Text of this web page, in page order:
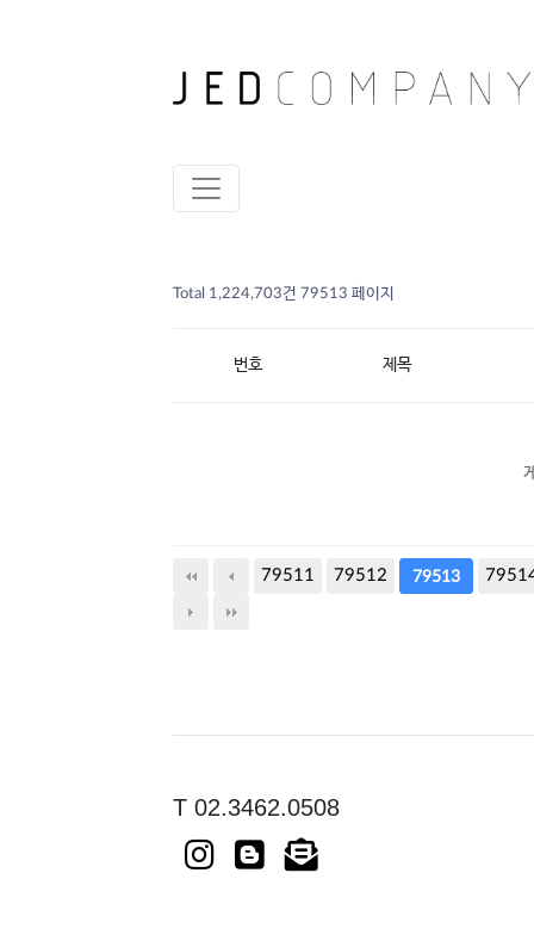
Total 1,224,703건 79513 페이지
번호 제목
79511 79512 79513
T 02.3462.0508